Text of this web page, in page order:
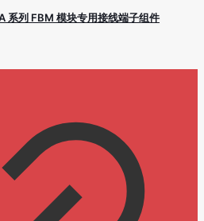
系列 FBM 模块专用接线端子组件